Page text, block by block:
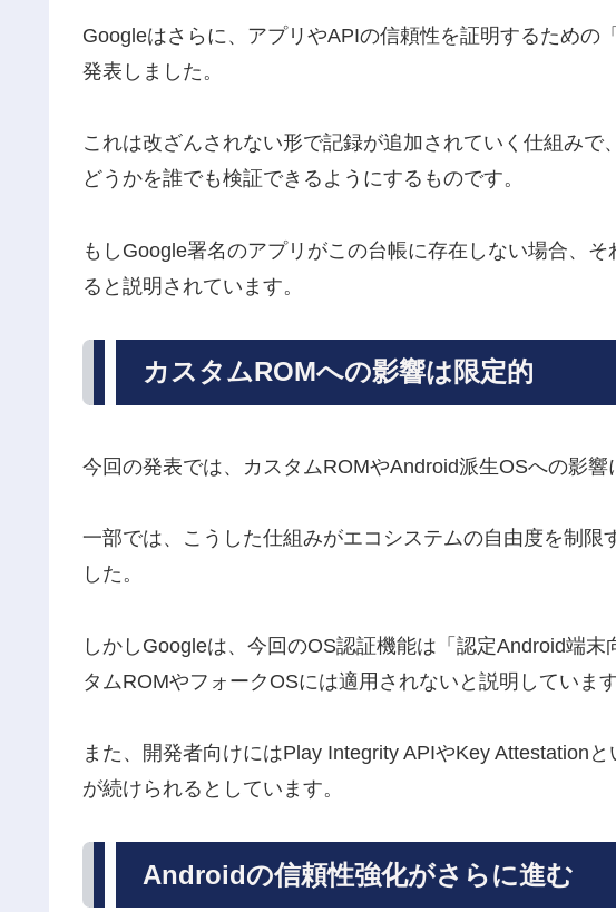
Googleはさらに、アプリやAPIの信頼性を証明するための
発表しました。
これは改ざんされない形で記録が追加されていく仕組み
どうかを誰でも検証できるようにするものです。
もしGoogle署名のアプリがこの台帳に存在しない場合、
ると説明されています。
カスタムROMへの影響は限定的
今回の発表では、カスタムROMやAndroid派生OSへの影響
一部では、こうした仕組みがエコシステムの自由度を制限
した。
しかしGoogleは、今回のOS認証機能は「認定Android端
タムROMやフォークOSには適用されないと説明しています
また、開発者向けにはPlay Integrity APIやKey Attestation
が続けられるとしています。
Androidの信頼性強化がさらに進む